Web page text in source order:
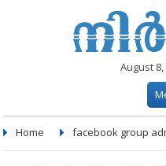
August 8,
Home facebook group